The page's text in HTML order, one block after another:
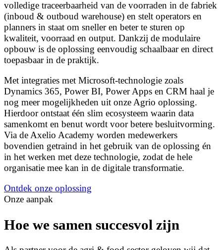
volledige traceerbaarheid van de voorraden in de fabriek
(inboud & outboud warehouse) en stelt operators en
planners in staat om sneller en beter te sturen op
kwaliteit, voorraad en output. Dankzij de modulaire
opbouw is de oplossing eenvoudig schaalbaar en direct
toepasbaar in de praktijk.
Met integraties met Microsoft-technologie zoals
Dynamics 365, Power BI, Power Apps en CRM haal je
nog meer mogelijkheden uit onze Agrio oplossing.
Hierdoor ontstaat één slim ecosysteem waarin data
samenkomt en benut wordt voor betere besluitvorming.
Via de Axelio Academy worden medewerkers
bovendien getraind in het gebruik van de oplossing én
in het werken met deze technologie, zodat de hele
organisatie mee kan in de digitale transformatie.
Ontdek onze oplossing
Onze aanpak
Hoe we samen succesvol zijn